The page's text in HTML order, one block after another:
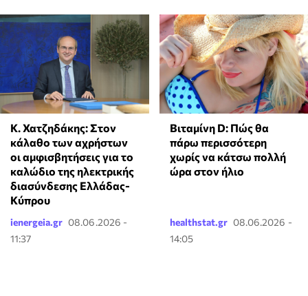
Κ. Χατζηδάκης: Στον
κάλαθο των αχρήστων
οι αμφισβητήσεις για το
καλώδιο της ηλεκτρικής
διασύνδεσης Ελλάδας-
Κύπρου
ienergeia.gr 08.06.2026 -
11:37
Βιταμίνη D: Πώς θα
πάρω περισσότερη
χωρίς να κάτσω πολλή
ώρα στον ήλιο
healthstat.gr 08.06.2026 -
14:05